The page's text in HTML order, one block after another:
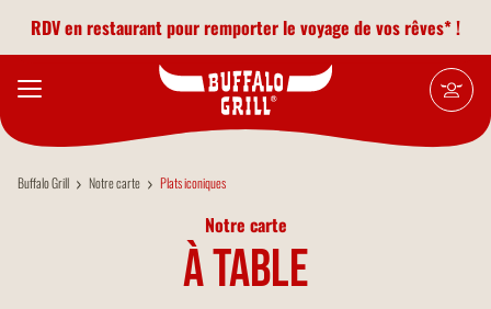
RDV en restaurant pour remporter le voyage de vos rêves* !
Buffalo Grill Notre carte Plats iconiques
Notre carte
à table